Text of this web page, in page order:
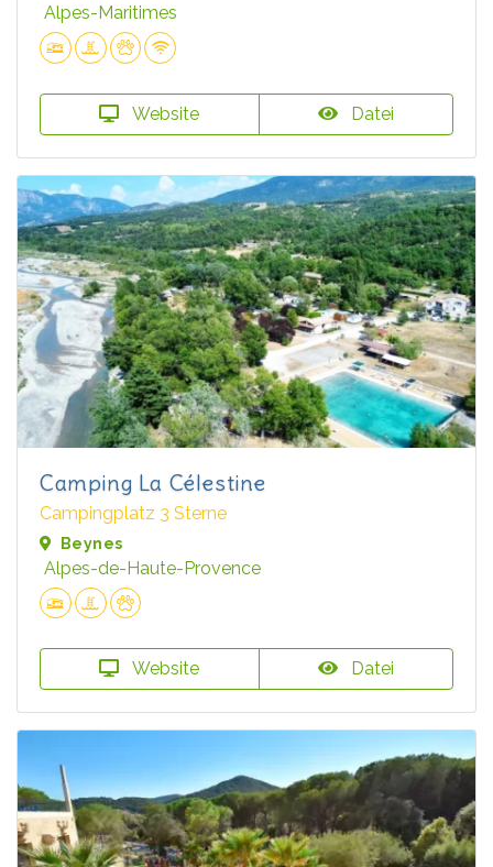
Alpes-Maritimes
Website Datei
Camping La Célestine
Campingplatz 3 Sterne
Beynes
Alpes-de-Haute-Provence
Website Datei